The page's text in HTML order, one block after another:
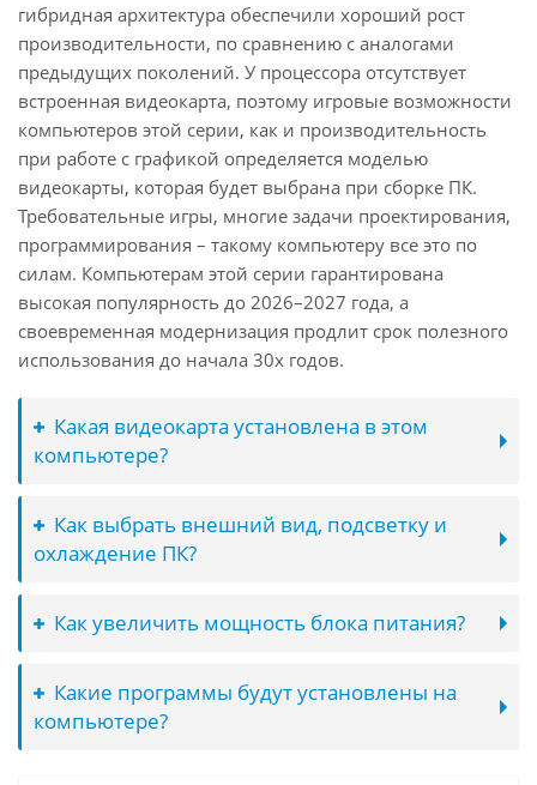
гибридная архитектура обеспечили хороший рост
производительности, по сравнению с аналогами
предыдущих поколений. У процессора отсутствует
встроенная видеокарта, поэтому игровые возможности
компьютеров этой серии, как и производительность
при работе с графикой определяется моделью
видеокарты, которая будет выбрана при сборке ПК.
Требовательные игры, многие задачи проектирования,
программирования – такому компьютеру все это по
силам. Компьютерам этой серии гарантирована
высокая популярность до 2026–2027 года, а
своевременная модернизация продлит срок полезного
использования до начала 30х годов.
Какая видеокарта установлена в этом
компьютере?
Как выбрать внешний вид, подсветку и
охлаждение ПК?
Как увеличить мощность блока питания?
Какие программы будут установлены на
компьютере?